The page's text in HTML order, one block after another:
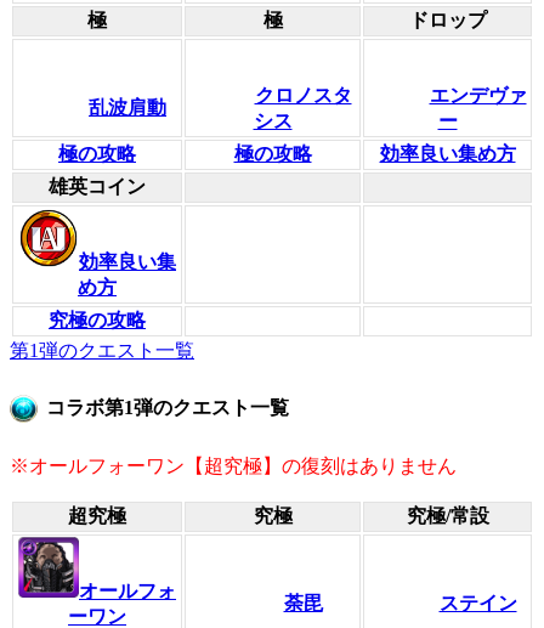
極 極 ドロップ
乱波肩動
クロノスタ
シス
エンデヴァ
ー
極の攻略
極の攻略
効率良い集め方
雄英コイン
効率良い集
め方
究極の攻略
第1弾のクエスト一覧
コラボ第1弾のクエスト一覧
※オールフォーワン【超究極】の復刻はありません
超究極 究極 究極/常設
オールフォ
ーワン
荼毘 ステイン